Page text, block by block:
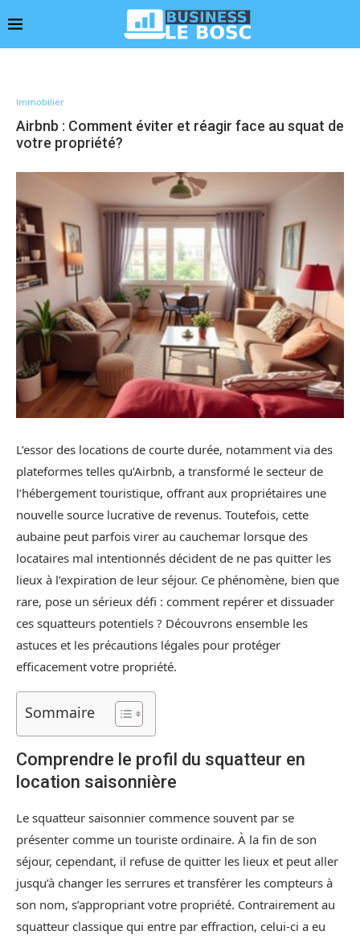
Immobilier
Airbnb : Comment éviter et réagir face au squat de
votre propriété?
L’essor des locations de courte durée, notamment via des
plateformes telles qu’Airbnb, a transformé le secteur de
l’hébergement touristique, offrant aux propriétaires une
nouvelle source lucrative de revenus. Toutefois, cette
aubaine peut parfois virer au cauchemar lorsque des
locataires mal intentionnés décident de ne pas quitter les
lieux à l’expiration de leur séjour. Ce phénomène, bien que
rare, pose un sérieux défi : comment repérer et dissuader
ces squatteurs potentiels ? Découvrons ensemble les
astuces et les précautions légales pour protéger
efficacement votre propriété.
Sommaire
Comprendre le profil du squatteur en
location saisonnière
Le squatteur saisonnier commence souvent par se
présenter comme un touriste ordinaire. À la fin de son
séjour, cependant, il refuse de quitter les lieux et peut aller
jusqu’à changer les serrures et transférer les compteurs à
son nom, s’appropriant votre propriété. Contrairement au
squatteur classique qui entre par effraction, celui-ci a eu